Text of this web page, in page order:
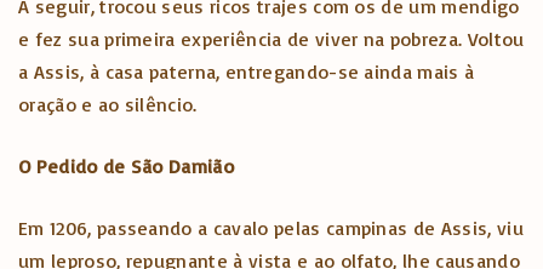
A seguir, trocou seus ricos trajes com os de um mendigo
e fez sua primeira experiência de viver na pobreza. Voltou
a Assis, à casa paterna, entregando-se ainda mais à
oração e ao silêncio.
O Pedido de São Damião
Em 1206, passeando a cavalo pelas campinas de Assis, viu
um leproso, repugnante à vista e ao olfato, lhe causando